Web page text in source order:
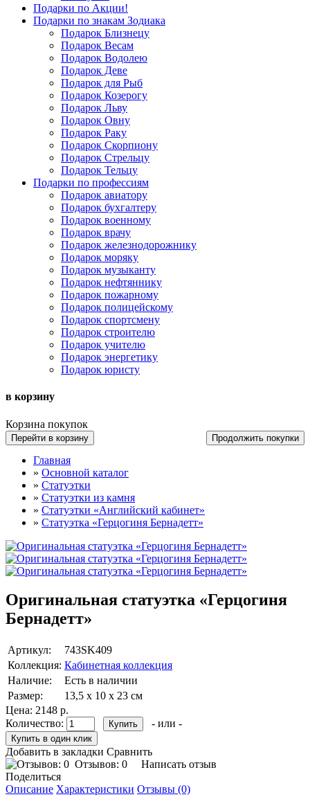
Подарки по Акции!
Подарки по знакам Зодиака
Подарок Близнецу
Подарок Весам
Подарок Водолею
Подарок Деве
Подарок для Рыб
Подарок Козерогу
Подарок Льву
Подарок Овну
Подарок Раку
Подарок Скорпиону
Подарок Стрельцу
Подарок Тельцу
Подарки по профессиям
Подарок авиатору
Подарок бухгалтеру
Подарок военному
Подарок врачу
Подарок железнодорожнику
Подарок моряку
Подарок музыканту
Подарок нефтяннику
Подарок пожарному
Подарок полицейскому
Подарок спортсмену
Подарок строителю
Подарок учителю
Подарок энергетику
Подарок юристу
в корзину
Корзина покупок
Перейти в корзину Продолжить покупки
Главная
» Основной каталог
» Статуэтки
» Статуэтки из камня
» Статуэтки «Английский кабинет»
» Статуэтка «Герцогиня Бернадетт»
Оригинальная статуэтка «Герцогиня
Бернадетт»
Артикул:
743SK409
Коллекция: Кабинетная коллекция
Наличие:
Есть в наличии
Размер:
13,5 х 10 х 23 см
Цена: 2148 р.
Количество:
- или -
Добавить в закладки Сравнить
Отзывов: 0
Написать отзыв
Поделиться
Описание Характеристики Отзывы (0)